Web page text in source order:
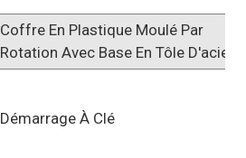
Coffre En Plastique Moulé Par
Rotation Avec Base En Tôle D'acier
Démarrage À Clé